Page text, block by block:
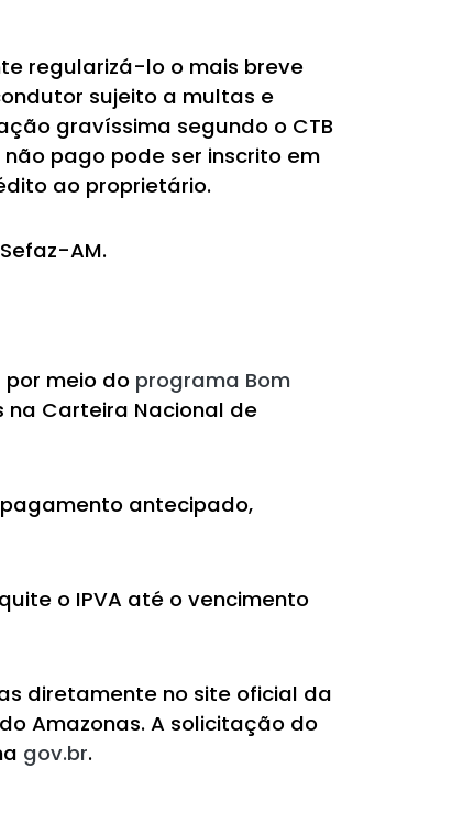
regularizá-lo o mais breve
sujeito a multas e
gravíssima segundo o CTB
pago pode ser inscrito em
ao proprietário.
AM.
meio do programa Bom
Carteira Nacional de
pagamento antecipado,
o IPVA até o vencimento
diretamente no site oficial da
Amazonas. A solicitação do
gov.br.